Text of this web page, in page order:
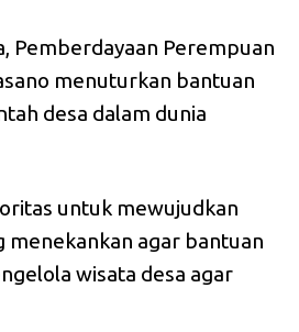
Pemberdayaan Perempuan
menuturkan bantuan
desa dalam dunia
untuk mewujudkan
menekankan agar bantuan
wisata desa agar